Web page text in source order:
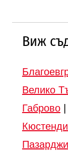
Виж
Велико
Габрово|